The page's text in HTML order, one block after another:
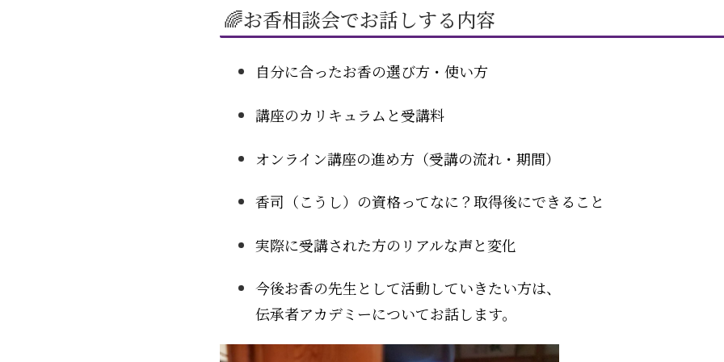
🌈お香相談会でお話しする内容
自分に合ったお香の選び方・使い方
講座のカリキュラムと受講料
オンライン講座の進め方（受講の流れ・期間）
香司（こうし）の資格ってなに？取得後にできること
実際に受講された方のリアルな声と変化
今後お香の先生として活動していきたい方は、
伝承者アカデミーについてお話します。